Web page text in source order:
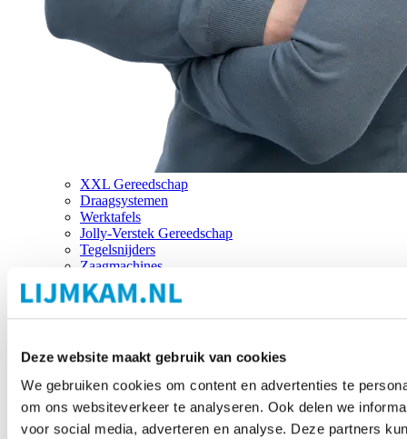
Deze website maakt gebruik van cookies
We gebruiken cookies om content en advertenties te
om ons websiteverkeer te analyseren. Ook delen we
voor social media, adverteren en analyse. Deze partners
XXL Gereedschap
Draagsystemen
Werktafels
Jolly-Verstek Gereedschap
Tegelsnijders
Zaagmachines
Merken